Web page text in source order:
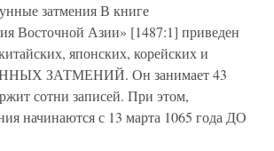
затмения В книге
Восточной Азии» [1487:1] приведен
японских, корейских и
ЗАТМЕНИЙ. Он занимает 43
сотни записей. При этом,
начинаются с 13 марта 1065 года ДО